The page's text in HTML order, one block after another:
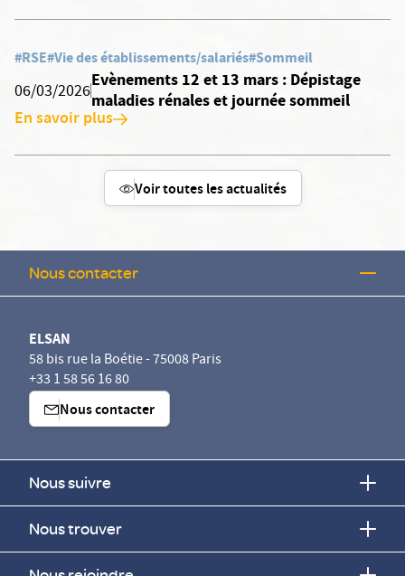
#RSE#Vie des établissements/salariés#Sommeil
06/03/2026
Evènements 12 et 13 mars : Dépistage
maladies rénales et journée sommeil
En savoir plus
Voir toutes les actualités
Nous contacter
ELSAN
58 bis rue la Boétie - 75008 Paris
+33 1 58 56 16 80
Nous contacter
Nous suivre
Nous trouver